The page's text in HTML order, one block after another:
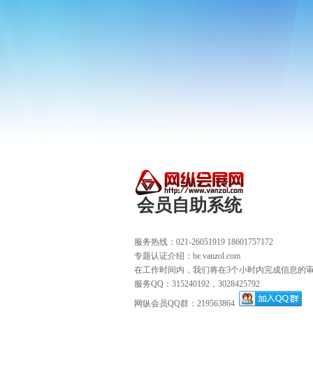
会员自助系统
服务热线：021-26051919 18601757172
专题认证介绍：be.vanzol.com
在工作时间内，我们将在3个小时内完成信息的
服务QQ：315240192，3028425792
网纵会员QQ群：219563864